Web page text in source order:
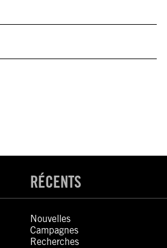
RÉCENTS
Nouvelles
Campagnes
Recherches